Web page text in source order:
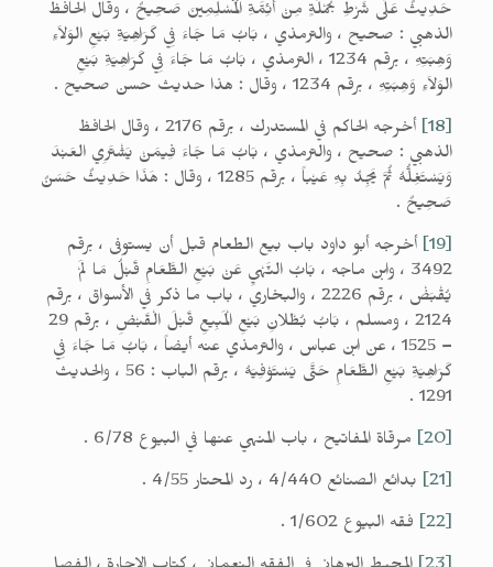
حَدِيثٌ عَلَى شَرْطِ جُمْلَةٍ مِنْ أَئِمَّةِ الْمُسْلِمِينَ صَحِيحٌ ، وقال الحافظ
الذهبي : صحيح ، والترمذي ، بَابُ مَا جَاءَ فِي كَرَاهِيَةِ بَيْعِ الوَلاَءِ
وَهِبَتِهِ ، برقم 1234 ، الترمذي ، بَابُ مَا جَاءَ فِي كَرَاهِيَةِ بَيْعِ
الوَلاَءِ وَهِبَتِهِ ، برقم 1234 ، وقال : هذا حديث حسن صحيح .
[18]
أخرجه الحاكم في المستدرك ، برقم 2176 ، وقال الحافظ
الذهبي : صحيح ، والترمذي ، بَابُ مَا جَاءَ فِيمَنْ يَشْتَرِي العَبْدَ
وَيَسْتَغِلُّهُ ثُمَّ يَجِدُ بِهِ عَيْباً ، برقم 1285 ، وقال : هَذَا حَدِيثٌ حَسَنٌ
صَحِيحٌ .
[19]
أخرجه أبو داود باب بيع الطعام قبل أن يستوفى ، برقم
3492 ، وابن ماجه ، بَابُ النَّهْيِ عَنْ بَيْعِ الطَّعَامِ قَبْلُ مَا لَمْ
يُقْبَضْ ، برقم 2226 ، والبخاري ، باب ما ذكر في الأسواق ، برقم
2124 ، ومسلم ، بَابُ بُطْلانِ بَيْعِ الْمَبِيعِ قَبْلَ الْقَبْضِ ، برقم 29
– 1525 ، عن ابن عباس ، والترمذي عنه أيضاً ، بَابُ مَا جَاءَ فِي
كَرَاهِيَةِ بَيْعِ الطَّعَامِ حَتَّى يَسْتَوْفِيَهُ ، برقم الباب : 56 ، والحديث
1291 .
[20]
مرقاة المفاتيح ، باب المنهي عنها في البيوع 6/78 .
[21]
بدائع الصنائع 4/440 ، رد المحتار 4/55 .
[22]
فقه البيوع 1/602 .